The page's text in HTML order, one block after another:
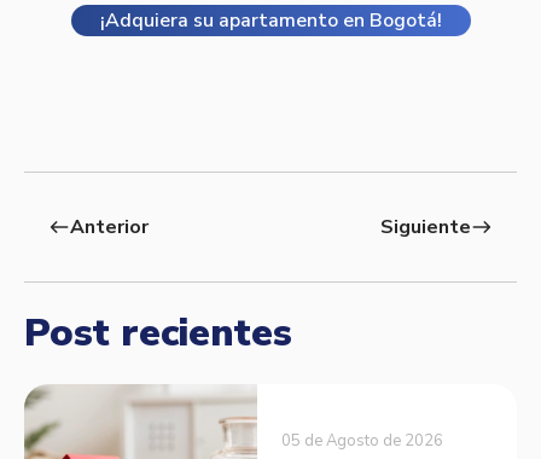
¡Adquiera su apartamento en Bogotá!
westAnterior Siguienteeast
Post recientes
05 de Agosto de 2026